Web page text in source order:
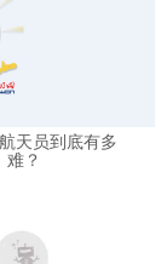
天员到底有多
难？